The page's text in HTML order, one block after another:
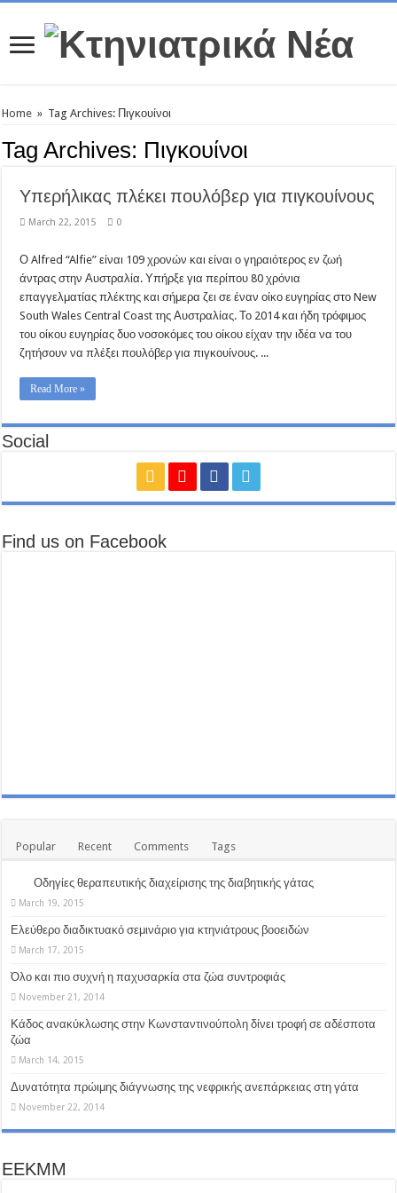
Home » Tag Archives: Πιγκουίνοι
Tag Archives: Πιγκουίνοι
Υπερήλικας πλέκει πουλόβερ για πιγκουίνους
March 22, 2015 0
Ο Alfred “Alfie” είναι 109 χρονών και είναι ο γηραιότερος εν ζωή
άντρας στην Αυστραλία. Υπήρξε για περίπου 80 χρόνια
επαγγελματίας πλέκτης και σήμερα ζει σε έναν οίκο ευγηρίας στο New
South Wales Central Coast της Αυστραλίας. Το 2014 και ήδη τρόφιμος
του οίκου ευγηρίας δυο νοσοκόμες του οίκου είχαν την ιδέα να του
ζητήσουν να πλέξει πουλόβερ για πιγκουίνους. ...
Read More »
Social
Find us on Facebook
Popular Recent Comments Tags
Οδηγίες θεραπευτικής διαχείρισης της διαβητικής γάτας
March 19, 2015
Ελεύθερο διαδικτυακό σεμινάριο για κτηνιάτρους βοοειδών
March 17, 2015
Όλο και πιο συχνή η παχυσαρκία στα ζώα συντροφιάς
November 21, 2014
Κάδος ανακύκλωσης στην Κωνσταντινούπολη δίνει τροφή σε αδέσποτα
ζώα
March 14, 2015
Δυνατότητα πρώιμης διάγνωσης της νεφρικής ανεπάρκειας στη γάτα
November 22, 2014
EEKMM